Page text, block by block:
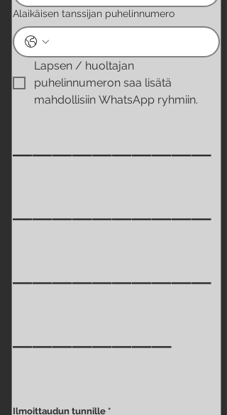
Alaikäisen tanssijan puhelinnumero
Lapsen / huoltajan
puhelinnumeron saa lisätä
mahdollisiin WhatsApp ryhmiin.
__________
__________
__________
________
Ilmoittaudun tunnille *